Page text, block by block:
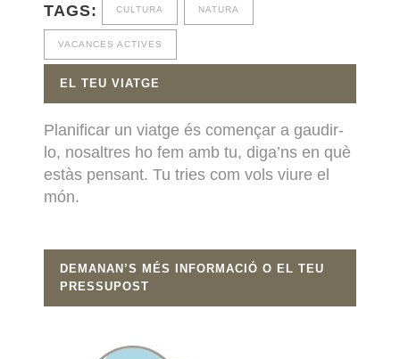
TAGS: CULTURA NATURA
VACANCES ACTIVES
EL TEU VIATGE
Planificar un viatge és començar a gaudir-
lo, nosaltres ho fem amb tu, diga’ns en què
estàs pensant. Tu tries com vols viure el
món.
DEMANAN’S MÉS INFORMACIÓ O EL TEU
PRESSUPOST